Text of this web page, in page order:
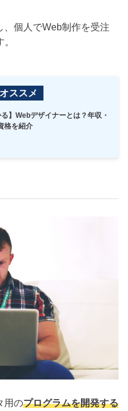
、個人でWeb制作を受注
ススメ
る】Webデザイナーとは？年収・
格を紹介
用のプログラムを開発する